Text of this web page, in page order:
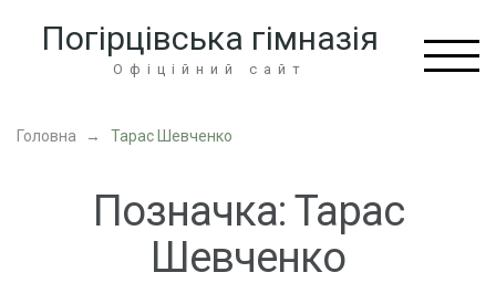
Enter)
Погірцівська гімназія
Офіційний сайт
Головна → Тарас Шевченко
Позначка: Тарас
Шевченко